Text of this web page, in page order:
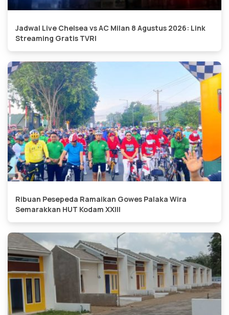
Jadwal Live Chelsea vs AC Milan 8 Agustus 2026: Link
Streaming Gratis TVRI
Ribuan Pesepeda Ramaikan Gowes Palaka Wira
Semarakkan HUT Kodam XXIII